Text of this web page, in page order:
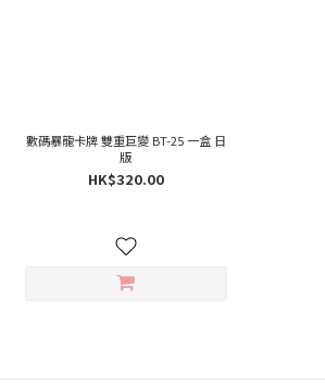
數碼暴龍卡牌 雙重巨變 BT-25 一盒 日
版
HK$320.00